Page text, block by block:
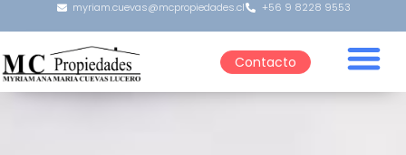
myriam.cuevas@mcpropiedades.cl +56 9 8228 9553
Contacto